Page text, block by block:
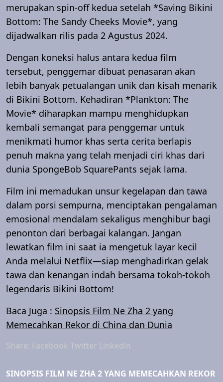
merupakan spin-off kedua setelah *Saving Bikini
Bottom: The Sandy Cheeks Movie*, yang
dijadwalkan rilis pada 2 Agustus 2024.
Dengan koneksi halus antara kedua film
tersebut, penggemar dibuat penasaran akan
lebih banyak petualangan unik dan kisah menarik
di Bikini Bottom. Kehadiran *Plankton: The
Movie* diharapkan mampu menghidupkan
kembali semangat para penggemar untuk
menikmati humor khas serta cerita berlapis
penuh makna yang telah menjadi ciri khas dari
dunia SpongeBob SquarePants sejak lama.
Film ini memadukan unsur kegelapan dan tawa
dalam porsi sempurna, menciptakan pengalaman
emosional mendalam sekaligus menghibur bagi
penonton dari berbagai kalangan. Jangan
lewatkan film ini saat ia mengetuk layar kecil
Anda melalui Netflix—siap menghadirkan gelak
tawa dan kenangan indah bersama tokoh-tokoh
legendaris Bikini Bottom!
Baca Juga : Sinopsis Film Ne Zha 2 yang
Memecahkan Rekor di China dan Dunia
Share: Facebook Twitter Linkedin
SINOPSIS FILM NE ZHA 2 YANG MEMECAHKAN REKOR